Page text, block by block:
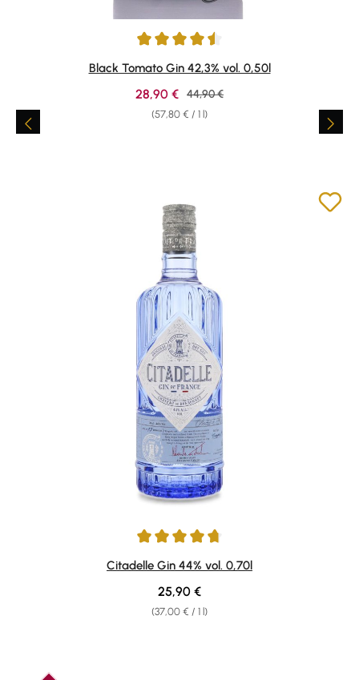
Average rating of 4.58 out of 5 stars
Black Tomato Gin 42,3% vol. 0,50l
(57,80 € / 1 l)
Sale price:
28,90 € Regular price:
44,90 €
Average rating of 4.8 out of 5 stars
Citadelle Gin 44% vol. 0,70l
(37,00 € / 1 l)
Regular price:
25,90 €